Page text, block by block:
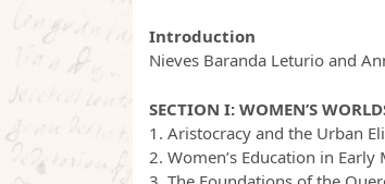
Introduction
Nieves Baranda Leturio and
SECTION I: WOMEN’S
1. Aristocracy and the Urban
2. Women’s Education in Early